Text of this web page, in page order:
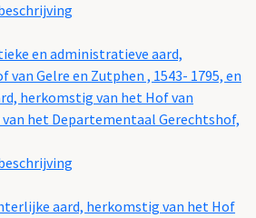
en administratieve aard,
Gelre en Zutphen , 1543- 1795, en
herkomstig van het Hof van
het Departementaal Gerechtshof,
aard, herkomstig van het Hof